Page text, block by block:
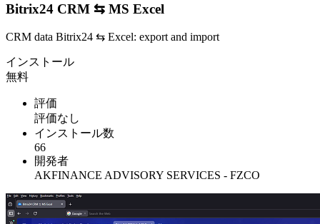
Bitrix24 CRM ⇆ MS Excel
CRM data Bitrix24 ⇆ Excel: export and import
インストール
無料
評価
評価なし
インストール数
66
開発者
AKFINANCE ADVISORY SERVICES - FZCO